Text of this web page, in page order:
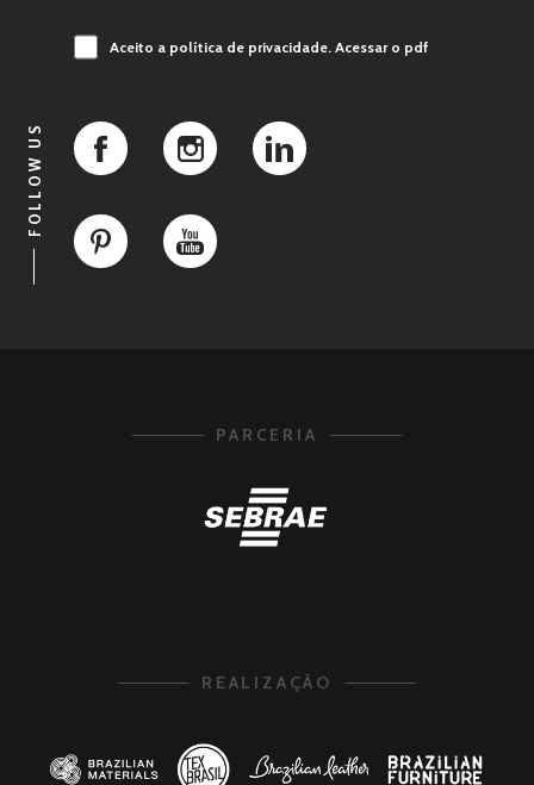
Aceito a política de privacidade.Acessar o pdf
FOLLOW US
PARCERIA
REALIZAÇÃO